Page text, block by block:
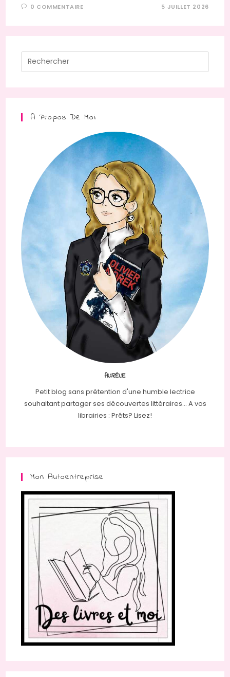
0 COMMENTAIRE 5 JUILLET 2026
A Propos De Moi
AURÉLIE
Petit blog sans prétention d'une humble lectrice
souhaitant partager ses découvertes littéraires... A vos
librairies : Prêts? Lisez!
Mon Autoentreprise